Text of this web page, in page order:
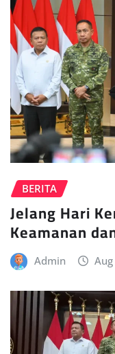
BERITA
Jelang Hari
Keamanan
Admin